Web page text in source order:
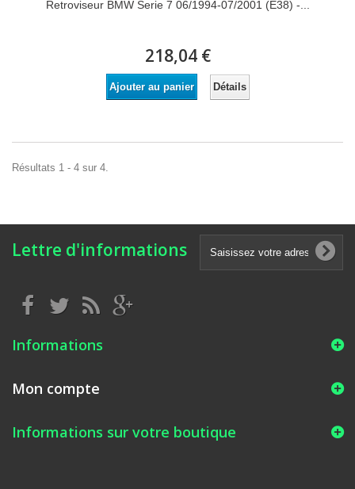
Retroviseur BMW Serie 7 06/1994-07/2001 (E38) -...
218,04 €
Ajouter au panier Détails
Résultats 1 - 4 sur 4.
Lettre d'informations
Informations
Mon compte
Informations sur votre boutique